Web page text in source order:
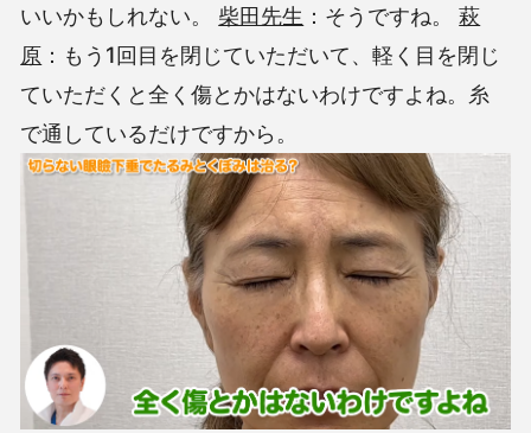
いいかもしれない。 柴田先生 ：そうですね。萩
原 ：もう1回目を閉じていただいて、軽く目を閉じ
ていただくと全く傷とかはないわけですよね。糸
で通しているだけですから。